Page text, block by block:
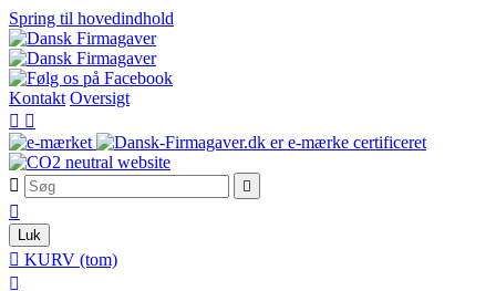
Spring til hovedindhold
Kontakt Oversigt
 
 

Luk
 KURV (tom)
